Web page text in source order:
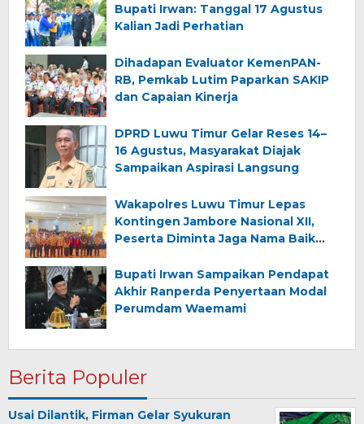
Bupati Irwan: Tanggal 17 Agustus
Kalian Jadi Perhatian
Dihadapan Evaluator KemenPAN-
RB, Pemkab Lutim Paparkan SAKIP
dan Capaian Kinerja
DPRD Luwu Timur Gelar Reses 14–
16 Agustus, Masyarakat Diajak
Sampaikan Aspirasi Langsung
Wakapolres Luwu Timur Lepas
Kontingen Jambore Nasional XII,
Peserta Diminta Jaga Nama Baik
Bupati Irwan Sampaikan Pendapat
Akhir Ranperda Penyertaan Modal
Perumdam Waemami
Berita Populer
Usai Dilantik, Firman Gelar Syukuran